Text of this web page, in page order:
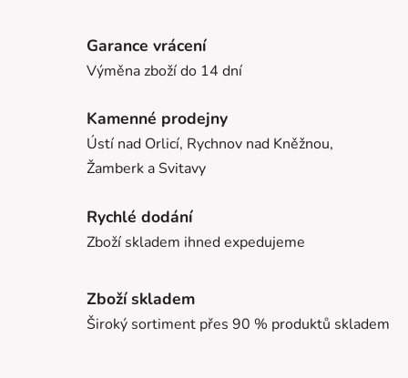
Garance vrácení
Výměna zboží do 14 dní
Kamenné prodejny
Ústí nad Orlicí, Rychnov nad Kněžnou,
Žamberk a Svitavy
Rychlé dodání
Zboží skladem ihned expedujeme
Zboží skladem
Široký sortiment přes 90 % produktů skladem